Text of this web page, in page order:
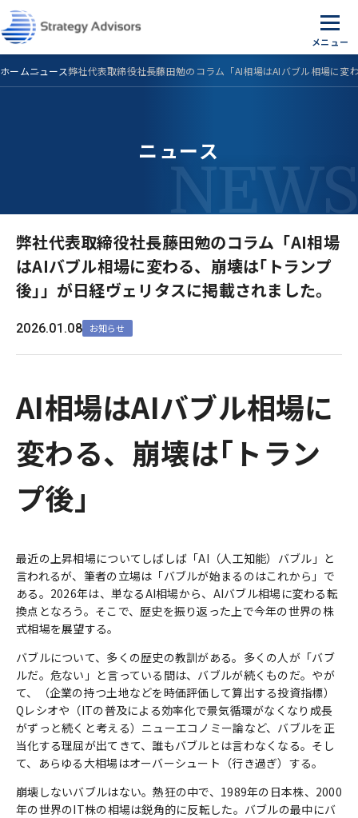
Skip
to
the
ホームニュース弊社代表取締役社長藤田勉のコラム「AI相場はAIバブル相場に
ニュース
弊社代表取締役社長藤田勉のコラム「AI相場
はAIバブル相場に変わる、崩壊は｢トランプ
後｣」が日経ヴェリタスに掲載されました。
2026.01.08 お知らせ
AI相場はAIバブル相場に
変わる、崩壊は｢トラン
プ後｣
最近の上昇相場についてしばしば「AI（人工知能）バブル」と
言われるが、筆者の立場は「バブルが始まるのはこれから」で
ある。2026年は、単なるAI相場から、AIバブル相場に変わる転
換点となろう。そこで、歴史を振り返った上で今年の世界の株
式相場を展望する。
バブルについて、多くの歴史の教訓がある。多くの人が「バブ
ルだ。危ない」と言っている間は、バブルが続くものだ。やが
て、（企業の持つ土地などを時価評価して算出する投資指標）
Qレシオや（ITの普及による効率化で景気循環がなくなり成長
がずっと続くと考える）ニューエコノミー論など、バブルを正
当化する理屈が出てきて、誰もバブルとは言わなくなる。そし
て、あらゆる大相場はオーバーシュート（行き過ぎ）する。
崩壊しないバブルはない。熱狂の中で、1989年の日本株、2000
年の世界のIT株の相場は鋭角的に反転した。バブルの最中にバ